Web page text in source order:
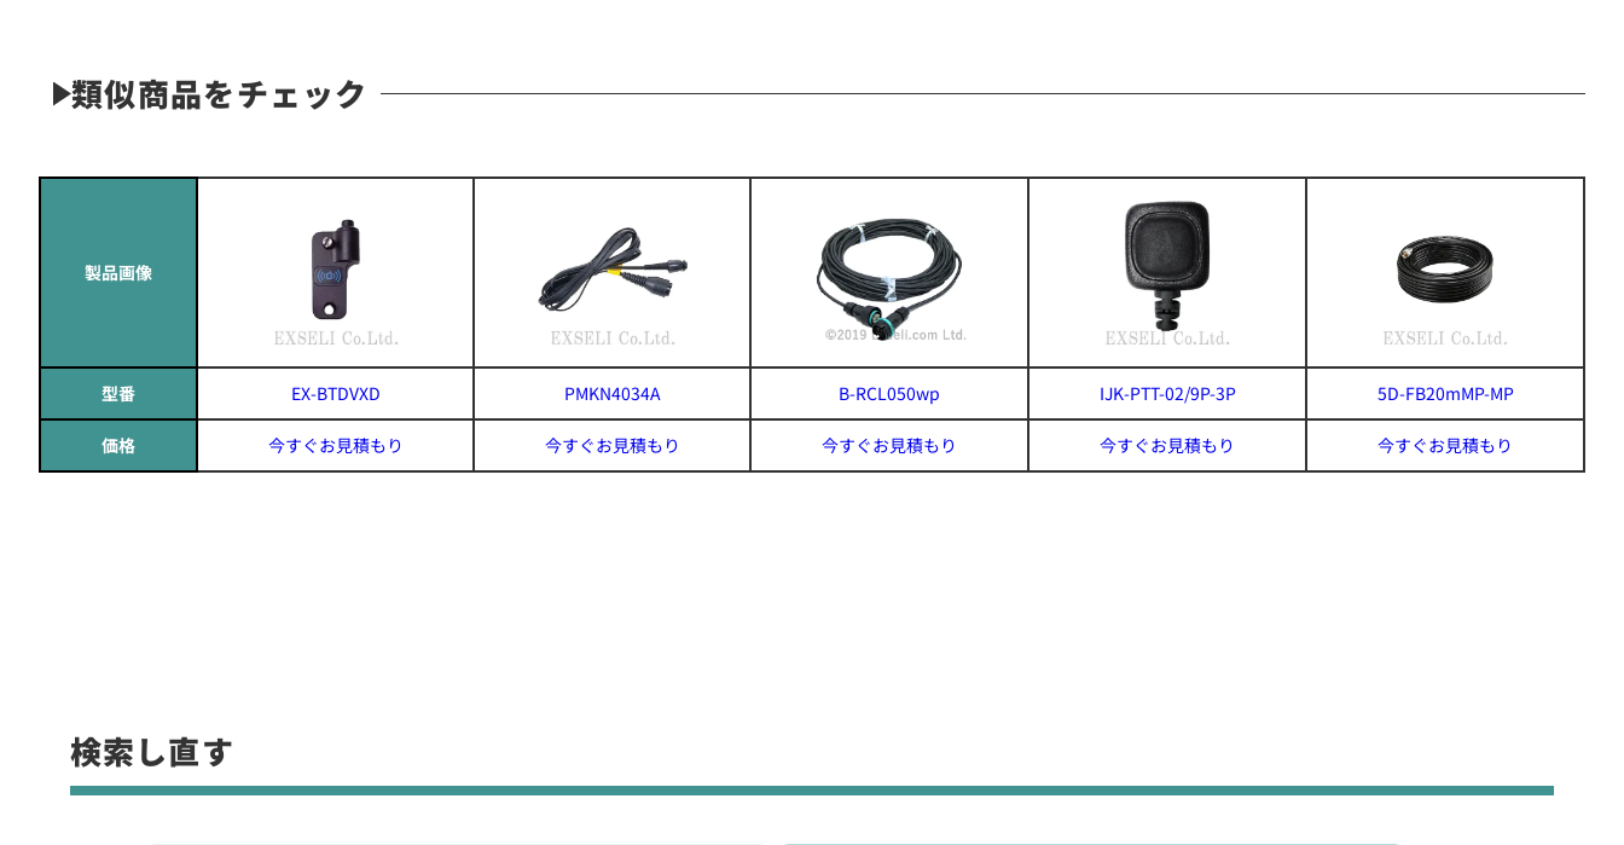
類似商品をチェック
製品画像
型番 EX-BTDVXD PMKN4034A B-RCL050wp IJK-PTT-02/9P-3P 5D-FB20mMP-MP
価格 今すぐお見積もり 今すぐお見積もり 今すぐお見積もり 今すぐお見積もり 今すぐお見積もり
検索し直す